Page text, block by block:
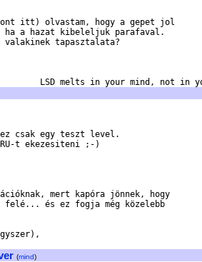
itt) olvastam, hogy a gepet jol
a hazat kibeleljuk parafaval.
valakinek tapasztalata?
csak egy teszt level.
t ekezesiteni ;-)
mert kapóra jönnek, hogy
felé... és ez fogja még közelebb
(mind)